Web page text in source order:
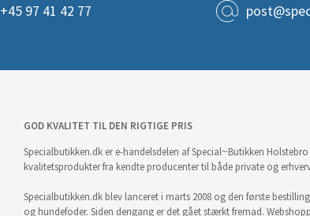
+45 97 41 42 77
GOD KVALITET TIL DEN RIGTIGE PRIS
Specialbutikken.dk er e-handelsdelen af Special~Butikken
kvalitetsprodukter fra kendte producenter til både private og
Specialbutikken.dk blev lanceret i marts 2008 og den første
og hundefoder. Siden dengang er det gået stærkt fremad.